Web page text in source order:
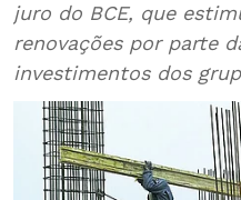
juro do BCE, que
renovações por parte
investimentos dos